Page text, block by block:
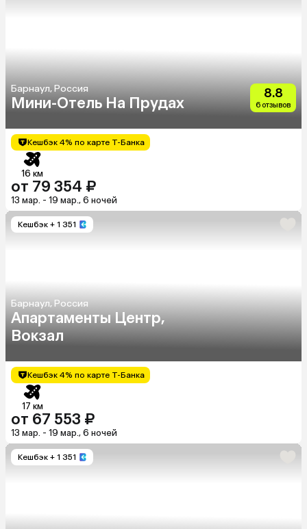
Барнаул, Россия
Мини-Отель На Прудах
8.8
6 отзывов
Кешбэк 4% по карте Т-Банка
16 км
от 79 354 ₽
13 мар. - 19 мар., 6 ночей
Кешбэк + 1 351
Барнаул, Россия
Апартаменты Центр,
Вокзал
Кешбэк 4% по карте Т-Банка
17 км
от 67 553 ₽
13 мар. - 19 мар., 6 ночей
Кешбэк + 1 351